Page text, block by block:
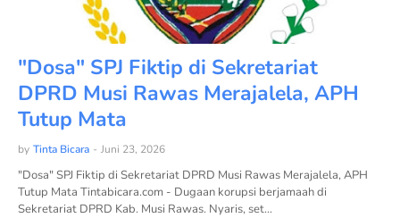
"Dosa" SPJ Fiktip di Sekretariat
DPRD Musi Rawas Merajalela, APH
Tutup Mata
by Tinta Bicara - Juni 23, 2026
"Dosa" SPJ Fiktip di Sekretariat DPRD Musi Rawas Merajalela, APH
Tutup Mata Tintabicara.com - Dugaan korupsi berjamaah di
Sekretariat DPRD Kab. Musi Rawas. Nyaris, set…